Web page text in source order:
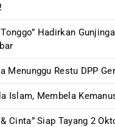
Hadirkan
Menunggu Restu DPP
Islam, Membela
& Cinta” Siap Tayang 2